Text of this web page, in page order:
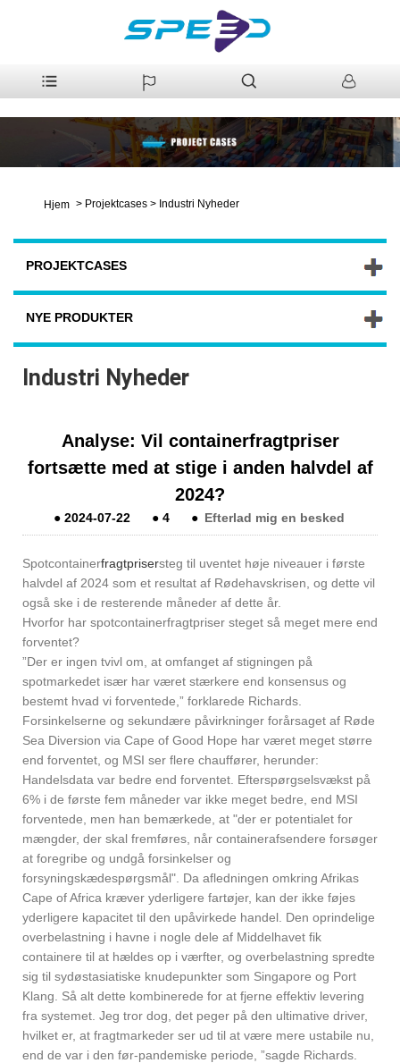
Hjem > Projektcases > Industri Nyheder
PROJEKTCASES
NYE PRODUKTER
Industri Nyheder
Analyse: Vil containerfragtpriser
fortsætte med at stige i anden halvdel af
2024?
● 2024-07-22 ● 4 ● Efterlad mig en besked
Spotcontainerfragtprisersteg til uventet høje niveauer i første
halvdel af 2024 som et resultat af Rødehavskrisen, og dette vil
også ske i de resterende måneder af dette år.
Hvorfor har spotcontainerfragtpriser steget så meget mere end
forventet?
”Der er ingen tvivl om, at omfanget af stigningen på
spotmarkedet især har været stærkere end konsensus og
bestemt hvad vi forventede,” forklarede Richards.
Forsinkelserne og sekundære påvirkninger forårsaget af Røde
Sea Diversion via Cape of Good Hope har været meget større
end forventet, og MSI ser flere chauffører, herunder:
Handelsdata var bedre end forventet. Efterspørgselsvækst på
6% i de første fem måneder var ikke meget bedre, end MSI
forventede, men han bemærkede, at "der er potentialet for
mængder, der skal fremføres, når containerafsendere forsøger
at foregribe og undgå forsinkelser og
forsyningskædespørgsmål". Da afledningen omkring Afrikas
Cape of Africa kræver yderligere fartøjer, kan der ikke føjes
yderligere kapacitet til den upåvirkede handel. Den oprindelige
overbelastning i havne i nogle dele af Middelhavet fik
containere til at hældes op i værfter, og overbelastning spredte
sig til sydøstasiatiske knudepunkter som Singapore og Port
Klang. Så alt dette kombinerede for at fjerne effektiv levering
fra systemet. Jeg tror dog, det peger på den ultimative driver,
hvilket er, at fragtmarkeder ser ud til at være mere ustabile nu,
end de var i den før-pandemiske periode, ”sagde Richards.